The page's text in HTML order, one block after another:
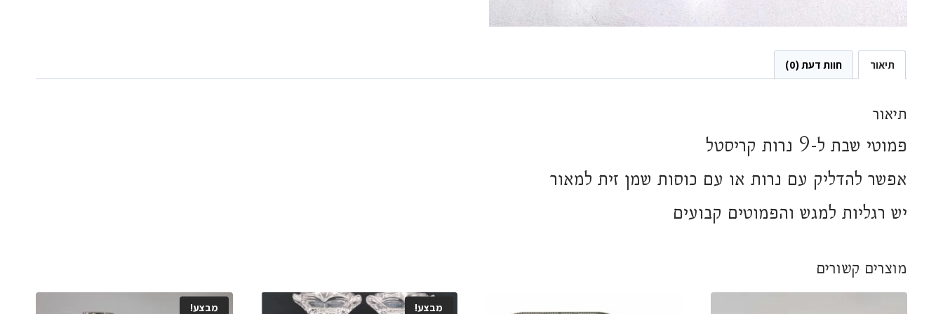
תיאור חוות דעת (0)
תיאור
פמוטי שבת ל-9 נרות קריסטל
אפשר להדליק עם נרות או עם כוסות שמן זית למאור
יש רגליות למגש והפמוטים קבועים
מוצרים קשורים
מבצע! מבצע!